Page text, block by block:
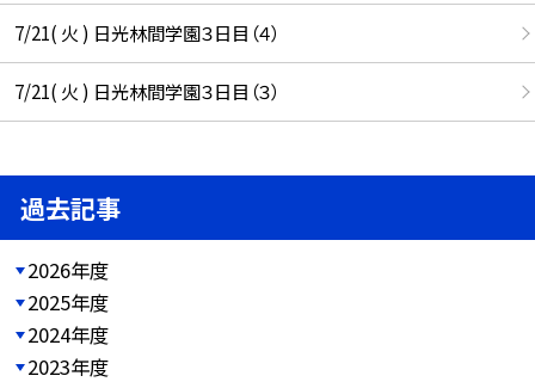
7/21( 火 ) 日光林間学園３日目（４）
7/21( 火 ) 日光林間学園３日目（３）
過去記事
2026年度
2025年度
2024年度
2023年度